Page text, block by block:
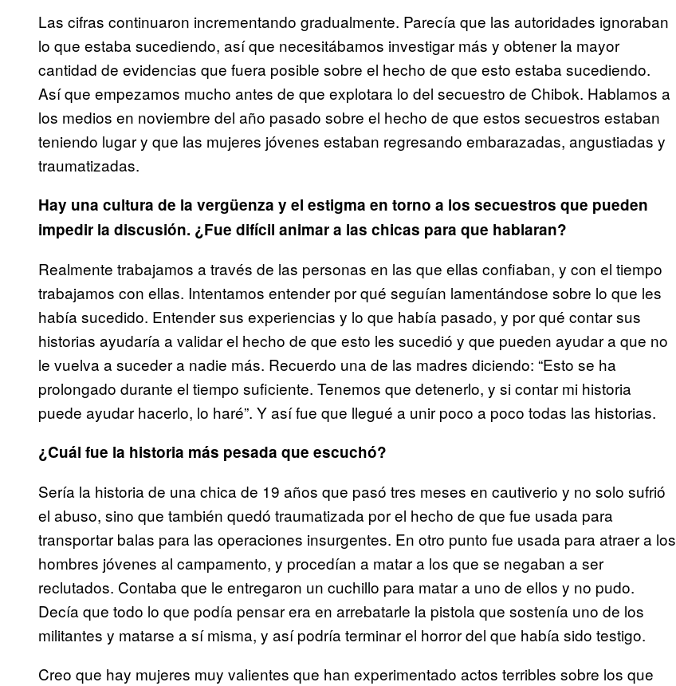
Las cifras continuaron incrementando gradualmente. Parecía que las autoridades ignoraban
lo que estaba sucediendo, así que necesitábamos investigar más y obtener la mayor
cantidad de evidencias que fuera posible sobre el hecho de que esto estaba sucediendo.
Así que empezamos mucho antes de que explotara lo del secuestro de Chibok. Hablamos a
los medios en noviembre del año pasado sobre el hecho de que estos secuestros estaban
teniendo lugar y que las mujeres jóvenes estaban regresando embarazadas, angustiadas y
traumatizadas.
Hay una cultura de la vergüenza y el estigma en torno a los secuestros que pueden
impedir la discusión. ¿Fue difícil animar a las chicas para que hablaran?
Realmente trabajamos a través de las personas en las que ellas confiaban, y con el tiempo
trabajamos con ellas. Intentamos entender por qué seguían lamentándose sobre lo que les
había sucedido. Entender sus experiencias y lo que había pasado, y por qué contar sus
historias ayudaría a validar el hecho de que esto les sucedió y que pueden ayudar a que no
le vuelva a suceder a nadie más. Recuerdo una de las madres diciendo: “Esto se ha
prolongado durante el tiempo suficiente. Tenemos que detenerlo, y si contar mi historia
puede ayudar hacerlo, lo haré”. Y así fue que llegué a unir poco a poco todas las historias.
¿Cuál fue la historia más pesada que escuchó?
Sería la historia de una chica de 19 años que pasó tres meses en cautiverio y no solo sufrió
el abuso, sino que también quedó traumatizada por el hecho de que fue usada para
transportar balas para las operaciones insurgentes. En otro punto fue usada para atraer a los
hombres jóvenes al campamento, y procedían a matar a los que se negaban a ser
reclutados. Contaba que le entregaron un cuchillo para matar a uno de ellos y no pudo.
Decía que todo lo que podía pensar era en arrebatarle la pistola que sostenía uno de los
militantes y matarse a sí misma, y así podría terminar el horror del que había sido testigo.
Creo que hay mujeres muy valientes que han experimentado actos terribles sobre los que